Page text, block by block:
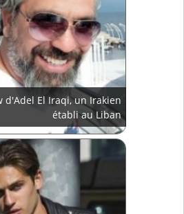
d'Adel El Iraqi, un Irakien
établi au Liban